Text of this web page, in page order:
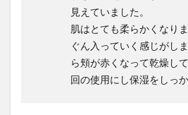
見えていました。
肌はとても柔らかくなり
ぐん入っていく感じがし
ら頬が赤くなって乾燥し
回の使用にし保湿をしっ